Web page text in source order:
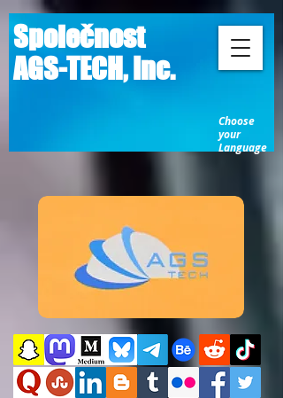
Společnost
AGS-TECH, Inc.
Choose
your
Language